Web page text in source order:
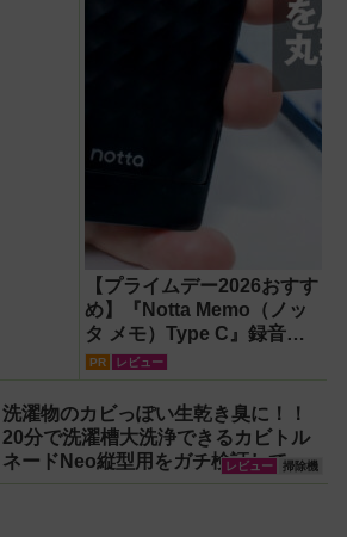
【プライムデー2026おすす
め】『Notta Memo（ノッ
タ メモ）Type C』録音か
らAI自動文字起こし・翻
スレコーダー！【議事録作
成】
PR レビュー
洗濯物のカビっぽい生乾き臭に！！
20分で洗濯槽大洗浄できるカビトル
ネードNeo縦型用をガチ検証して分
かった消臭効果
レビュー 掃除機